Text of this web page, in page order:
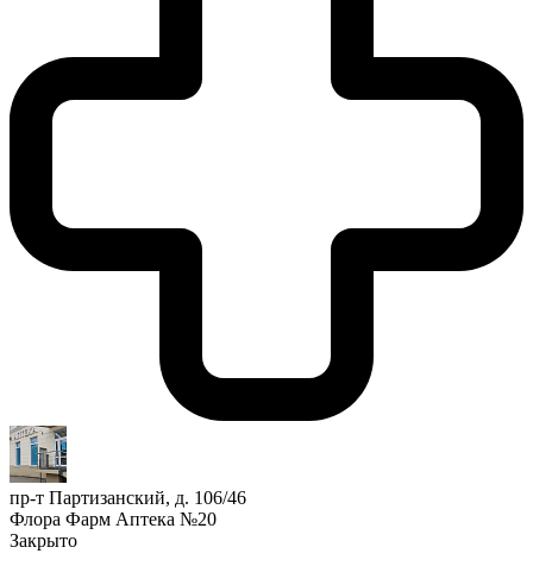
пр-т Партизанский, д. 106/46
Флора Фарм Аптека №20
Закрыто